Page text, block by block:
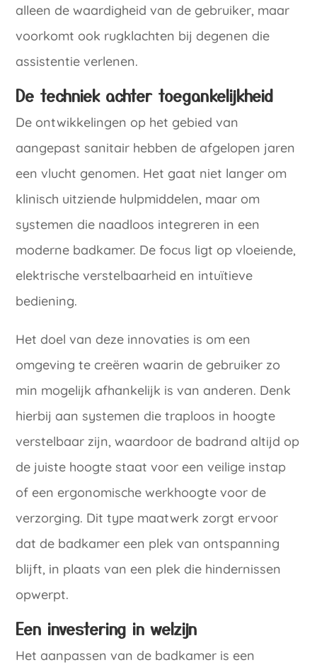
alleen de waardigheid van de gebruiker, maar
voorkomt ook rugklachten bij degenen die
assistentie verlenen.
De techniek achter toegankelijkheid
De ontwikkelingen op het gebied van
aangepast sanitair hebben de afgelopen jaren
een vlucht genomen. Het gaat niet langer om
klinisch uitziende hulpmiddelen, maar om
systemen die naadloos integreren in een
moderne badkamer. De focus ligt op vloeiende,
elektrische verstelbaarheid en intuïtieve
bediening.
Het doel van deze innovaties is om een
omgeving te creëren waarin de gebruiker zo
min mogelijk afhankelijk is van anderen. Denk
hierbij aan systemen die traploos in hoogte
verstelbaar zijn, waardoor de badrand altijd op
de juiste hoogte staat voor een veilige instap
of een ergonomische werkhoogte voor de
verzorging. Dit type maatwerk zorgt ervoor
dat de badkamer een plek van ontspanning
blijft, in plaats van een plek die hindernissen
opwerpt.
Een investering in welzijn
Het aanpassen van de badkamer is een